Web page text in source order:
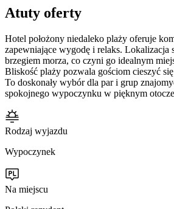
Atuty oferty
Hotel położony niedaleko plaży oferuje
zapewniające wygodę i relaks. Lokalizacja
brzegiem morza, co czyni go idealnym
Bliskość plaży pozwala gościom cieszyć
To doskonały wybór dla par i grup
spokojnego wypoczynku w pięknym
Rodzaj wyjazdu
Wypoczynek
Na miejscu